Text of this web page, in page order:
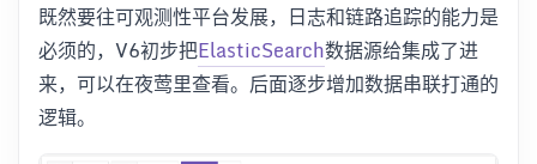
既然要往可观测性平台发展，日志和链路追踪的能力是
必须的，V6初步把ElasticSearch数据源给集成了进
来，可以在夜莺里查看。后面逐步增加数据串联打通的
逻辑。